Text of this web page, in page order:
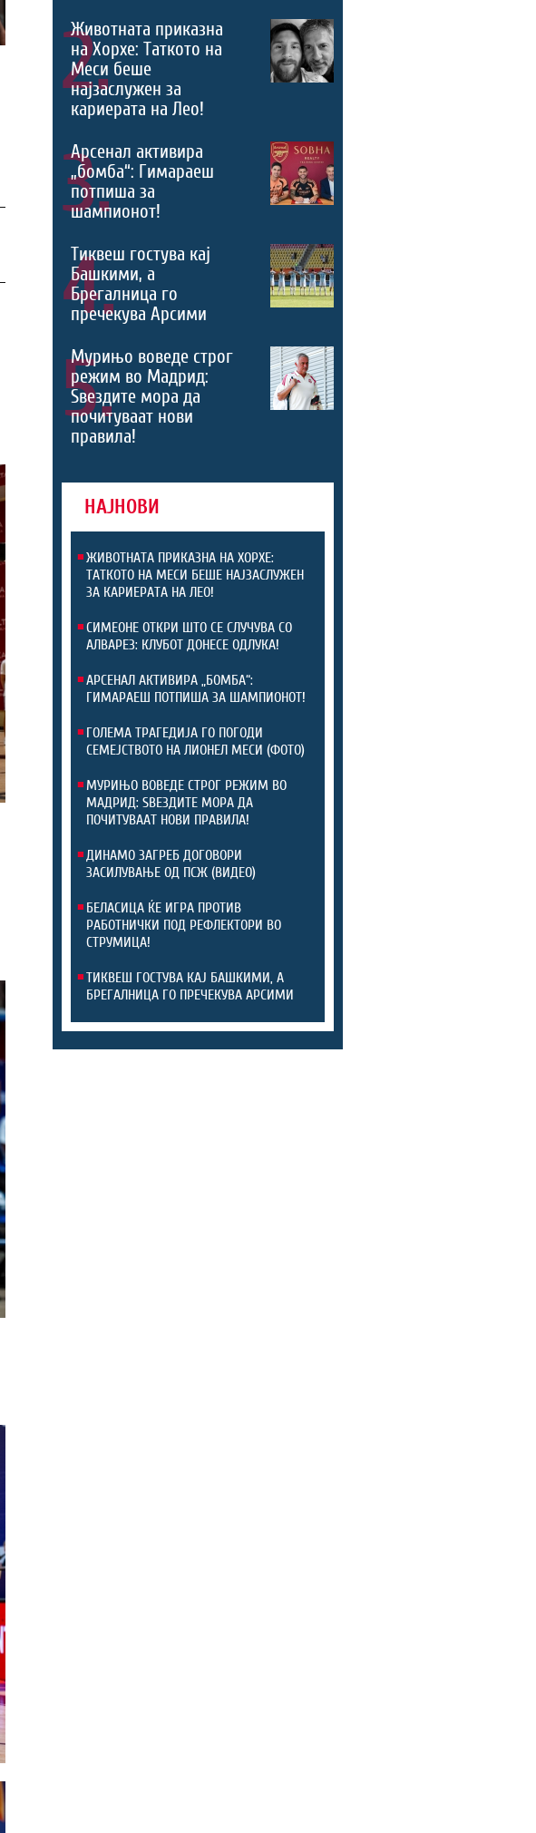
2.
Животната приказна
на Хорхе: Таткото на
Меси беше
најзаслужен за
кариерата на Лео!
3.
Арсенал активира
„бомба“: Гимараеш
потпиша за
шампионот!
4.
Тиквеш гостува кај
Башкими, а
Брегалница го
пречекува Арсими
5.
Мурињо воведе строг
режим во Мадрид:
Ѕвездите мора да
почитуваат нови
правила!
НАЈНОВИ
ЖИВОТНАТА ПРИКАЗНА НА ХОРХЕ:
ТАТКОТО НА МЕСИ БЕШЕ НАЈЗАСЛУЖЕН
ЗА КАРИЕРАТА НА ЛЕО!
СИМЕОНЕ ОТКРИ ШТО СЕ СЛУЧУВА СО
АЛВАРЕЗ: КЛУБОТ ДОНЕСЕ ОДЛУКА!
АРСЕНАЛ АКТИВИРА „БОМБА“:
ГИМАРАЕШ ПОТПИША ЗА ШАМПИОНОТ!
ГОЛЕМА ТРАГЕДИЈА ГО ПОГОДИ
СЕМЕЈСТВОТО НА ЛИОНЕЛ МЕСИ (ФОТО)
МУРИЊО ВОВЕДЕ СТРОГ РЕЖИМ ВО
МАДРИД: ЅВЕЗДИТЕ МОРА ДА
ПОЧИТУВААТ НОВИ ПРАВИЛА!
ДИНАМО ЗАГРЕБ ДОГОВОРИ
ЗАСИЛУВАЊЕ ОД ПСЖ (ВИДЕО)
БЕЛАСИЦА ЌЕ ИГРА ПРОТИВ
РАБОТНИЧКИ ПОД РЕФЛЕКТОРИ ВО
СТРУМИЦА!
ТИКВЕШ ГОСТУВА КАЈ БАШКИМИ, А
БРЕГАЛНИЦА ГО ПРЕЧЕКУВА АРСИМИ